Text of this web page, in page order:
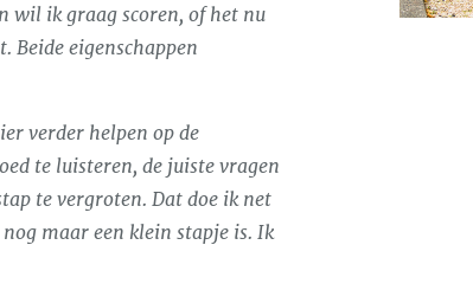
wil ik graag scoren, of het nu
Beide eigenschappen
verder helpen op de
te luisteren, de juiste vragen
te vergroten. Dat doe ik net
maar een klein stapje is. Ik